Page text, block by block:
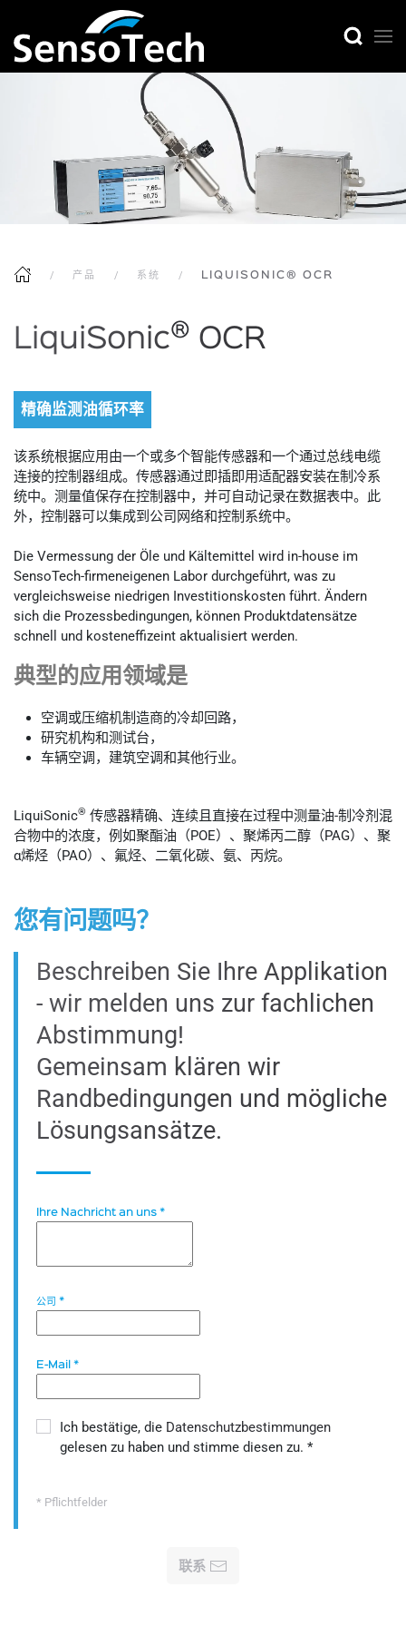
产品 系统 LIQUISONIC® OCR
LiquiSonic® OCR
精确监测油循环率
该系统根据应用由一个或多个智能传感器和一个通过总线电缆
连接的控制器组成。传感器通过即插即用适配器安装在制冷系
统中。测量值保存在控制器中，并可自动记录在数据表中。此
外，控制器可以集成到公司网络和控制系统中。
Die Vermessung der Öle und Kältemittel wird in-house im
SensoTech-firmeneigenen Labor durchgeführt, was zu
vergleichsweise niedrigen Investitionskosten führt. Ändern
sich die Prozessbedingungen, können Produktdatensätze
schnell und kosteneffizeint aktualisiert werden.
典型的应用领域是
空调或压缩机制造商的冷却回路，
研究机构和测试台，
车辆空调，建筑空调和其他行业。
LiquiSonic® 传感器精确、连续且直接在过程中测量油-制冷剂混
合物中的浓度，例如聚酯油（POE）、聚烯丙二醇（PAG）、聚
α烯烃（PAO）、氟烃、二氧化碳、氨、丙烷。
您有问题吗？
Beschreiben Sie Ihre Applikation
- wir melden uns zur fachlichen
Abstimmung!
Gemeinsam klären wir
Randbedingungen und mögliche
Lösungsansätze.
Ihre Nachricht an uns *
公司 *
E-Mail *
Ich bestätige, die Datenschutzbestimmungen
gelesen zu haben und stimme diesen zu. *
* Pflichtfelder
联系